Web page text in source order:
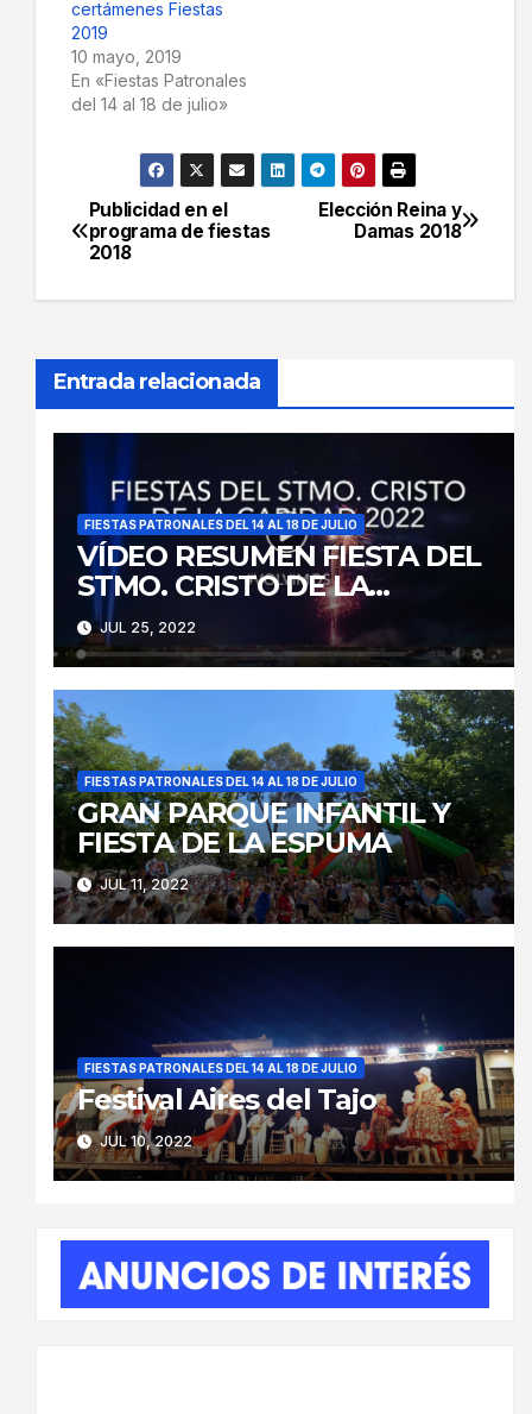
certámenes Fiestas
2019
10 mayo, 2019
En «Fiestas Patronales
del 14 al 18 de julio»
Navegación
de
Elección Reina y
Damas 2018
Publicidad en el
programa de fiestas
2018
Entrada relacionada
FIESTAS PATRONALES DEL 14 AL 18 DE JULIO
VÍDEO RESUMEN FIESTA DEL
STMO. CRISTO DE LA
CARIDAD 2022
JUL 25, 2022
FIESTAS PATRONALES DEL 14 AL 18 DE JULIO
GRAN PARQUE INFANTIL Y
FIESTA DE LA ESPUMA
JUL 11, 2022
FIESTAS PATRONALES DEL 14 AL 18 DE JULIO
Festival Aires del Tajo
JUL 10, 2022